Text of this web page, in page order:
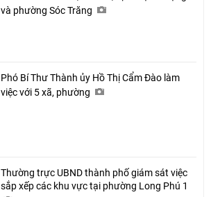
và phường Sóc Trăng
Phó Bí Thư Thành ủy Hồ Thị Cẩm Đào làm
việc với 5 xã, phường
Thường trực UBND thành phố giám sát việc
sắp xếp các khu vực tại phường Long Phú 1